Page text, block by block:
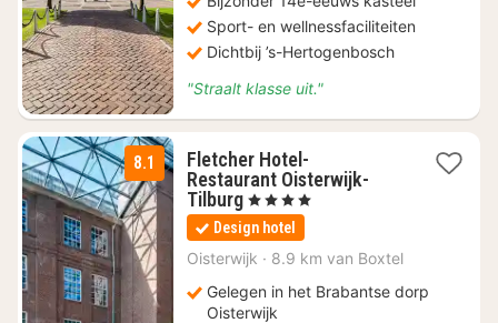
Sport- en wellnessfaciliteiten
Dichtbij ’s-Hertogenbosch
"Straalt klasse uit."
8.1
Fletcher Hotel-
Restaurant Oisterwijk-
Tilburg1
nacht
vanaf
€
, 4 Sterren
Design hotel
Oisterwijk · 8.9 km van Boxtel
Gelegen in het Brabantse dorp
Oisterwijk